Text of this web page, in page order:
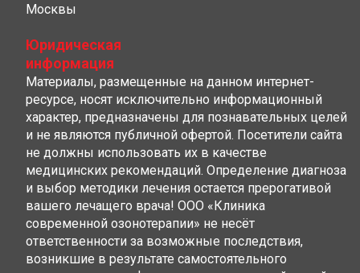
Москвы
Юридическая
информация
Материалы, размещенные на данном интернет-
ресурсе, носят исключительно информационный
характер, предназначены для познавательных целей
и не являются публичной офертой. Посетители сайта
не должны использовать их в качестве
медицинских рекомендаций. Определение диагноза
и выбор методики лечения остается прерогативой
вашего лечащего врача! ООО «Клиника
современной озонотерапии» не несёт
ответственности за возможные последствия,
возникшие в результате самостоятельного